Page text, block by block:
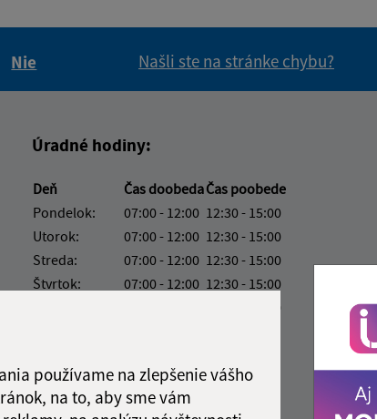
používame na zlepšenie vášho
na to, aby sme vám
Nie
Našli ste na stránke chybu?
Úradné hodiny:
Deň Čas doobedaČas poobede
Pondelok:
07:00 - 12:00 12:30 - 15:00
Utorok:
07:00 - 12:00 12:30 - 15:00
Streda:
07:00 - 12:00 12:30 - 15:00
Štvrtok:
07:00 - 12:00 12:30 - 15:00
12:30 - 15:00